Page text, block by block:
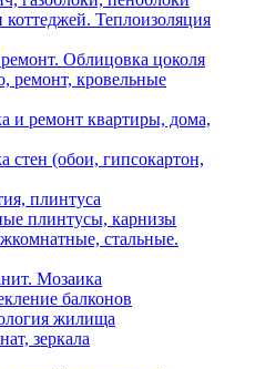
Теплоизоляция
Облицовка цоколя
ремонт, кровельные
и ремонт квартиры, дома,
стен (обои, гипсокартон,
плинтуса
плинтусы, карнизы
стальные.
Мозаика
балконов
жилища
зеркала